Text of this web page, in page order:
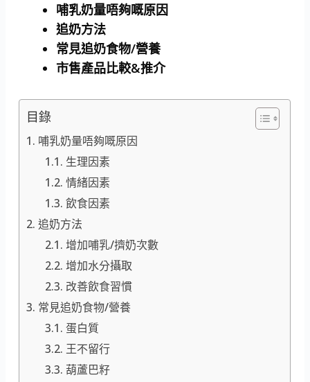
哺乳奶量唔夠嘅原因
追奶方法
常見追奶食物/營養
市售產品比較&推介
目錄
哺乳奶量唔夠嘅原因
生理因素
情緒因素
飲食因素
追奶方法
增加哺乳/擠奶次數
增加水分攝取
改善飲食習慣
常見追奶食物/營養
蛋白質
王不留行
葫蘆巴籽